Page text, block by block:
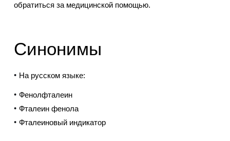
обратиться за медицинской помощью.
Синонимы
На русском языке:
Фенолфталеин
Фталеин фенола
Фталеиновый индикатор